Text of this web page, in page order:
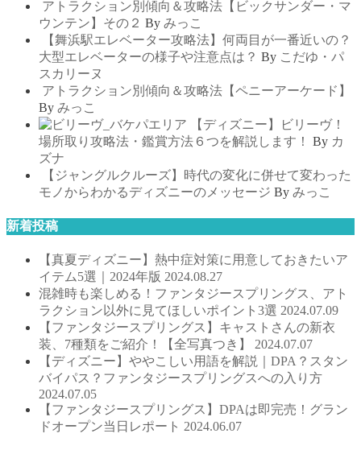
アトラクション別傾向＆攻略法【ビックサンダー・マ
ウンテン】その２ By みっこ
【舞浜駅エレベーター攻略法】何両目が一番近いの？
大型エレベーターの様子や注意点は？ By こだゆ・パ
スカリーヌ
アトラクション別傾向＆攻略法【ペニーアーケード】
By みっこ
【ディズニー】ビリーヴ！
場所取り攻略法・鑑賞方法６つを解説します！
By カ
ズナ
【ジャングルクルーズ】時代の変化に併せて変わった
モノからわかるディズニーのメッセージ By みっこ
新着投稿
【真夏ディズニー】熱中症対策に用意しておきたいア
イテム5選｜2024年版 2024.08.27
混雑時も楽しめる！ファンタジースプリングス、アト
ラクション以外に見てほしいポイント3選 2024.07.09
【ファンタジースプリングス】キャストさんの新衣
装、7種類をご紹介！【全写真つき】 2024.07.07
【ディズニー】ややこしい用語を解説｜DPA？スタン
バイパス？ファンタジースプリングスへの入り方
2024.07.05
【ファンタジースプリングス】DPAは即完売！グラン
ドオープン当日レポート 2024.06.07